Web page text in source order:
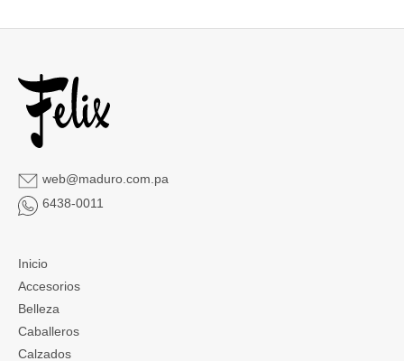
web@maduro.com.pa
6438-0011
Inicio
Accesorios
Belleza
Caballeros
Calzados